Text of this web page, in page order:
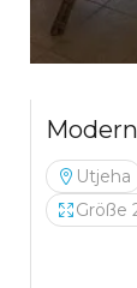
Utjeha
Größe